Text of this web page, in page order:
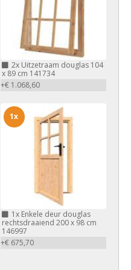
2xUitzetraam douglas 104
x 89 cm 141734
+€ 1.068,60
1xEnkele deur douglas
rechtsdraaiend 200 x 98 cm
146997
+€ 675,70
1x